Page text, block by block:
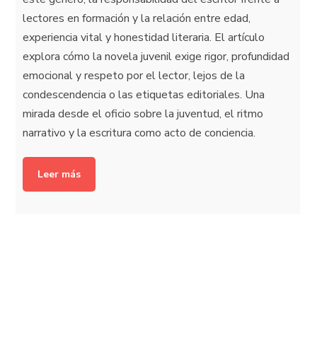
lectores en formación y la relación entre edad,
experiencia vital y honestidad literaria. El artículo
explora cómo la novela juvenil exige rigor, profundidad
emocional y respeto por el lector, lejos de la
condescendencia o las etiquetas editoriales. Una
mirada desde el oficio sobre la juventud, el ritmo
narrativo y la escritura como acto de conciencia.
Leer más